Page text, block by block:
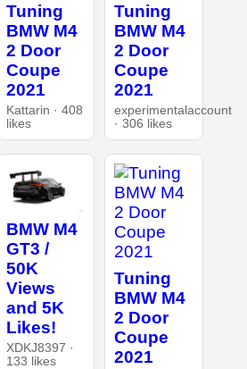
Tuning
BMW M4
2 Door
Coupe
2021
Kattarin · 408
likes
Tuning
BMW M4
2 Door
Coupe
2021
experimentalaccount
· 306 likes
BMW M4
GT3 /
50K
Views
and 5K
Likes!
XDKJ8397 ·
133 likes
Tuning
BMW M4
2 Door
Coupe
2021